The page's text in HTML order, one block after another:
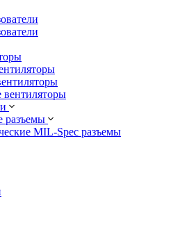
вентиляторы
разъемы
MIL-Spec разъемы